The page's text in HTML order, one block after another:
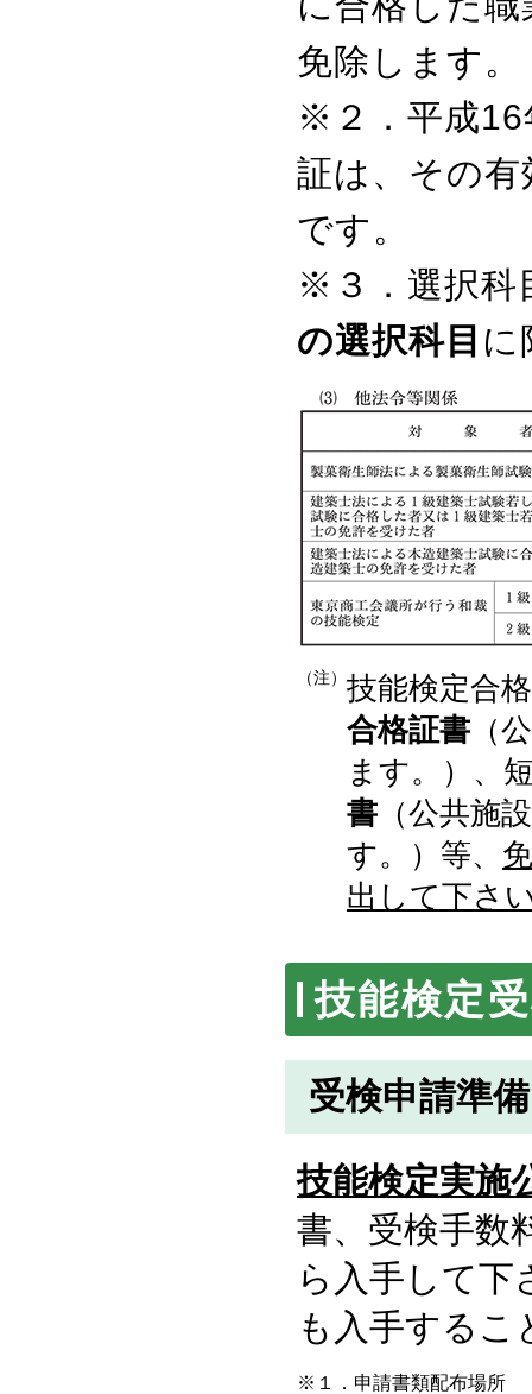
免除します。
※２． 平成
証は、その
です。
※３． 選択科
の選択科目 に
（注） 技能検定合
合格証書 （
ます。）、
書 （公共施
す。）等、
出して下さ
技能検定
受検申請準備
技能検定実施
書、受検手数
ら入手して
も入手するこ
※１．申請書類配布場所